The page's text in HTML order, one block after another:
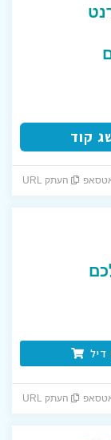
קוד
העתק URL
דיל
העתק URL